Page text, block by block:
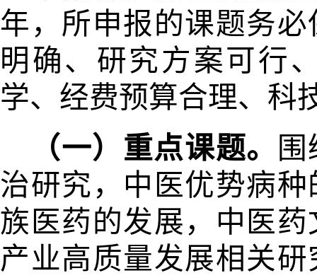
年，所申报的课题务
明确、研究方案可行
学、经费预算合理、 科
（一）重点课题。
治研究， 中医优势病
族医药的发展，中医药
产业高质量发展相关研